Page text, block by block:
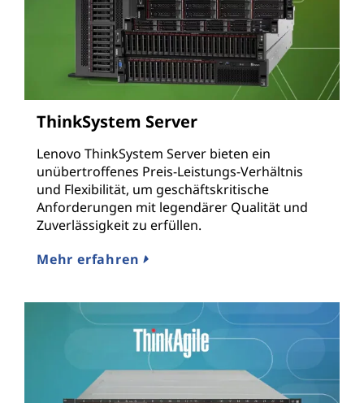
ThinkSystem Server
Lenovo ThinkSystem Server bieten ein
unübertroffenes Preis-Leistungs-Verhältnis
und Flexibilität, um geschäftskritische
Anforderungen mit legendärer Qualität und
Zuverlässigkeit zu erfüllen.
Mehr erfahren